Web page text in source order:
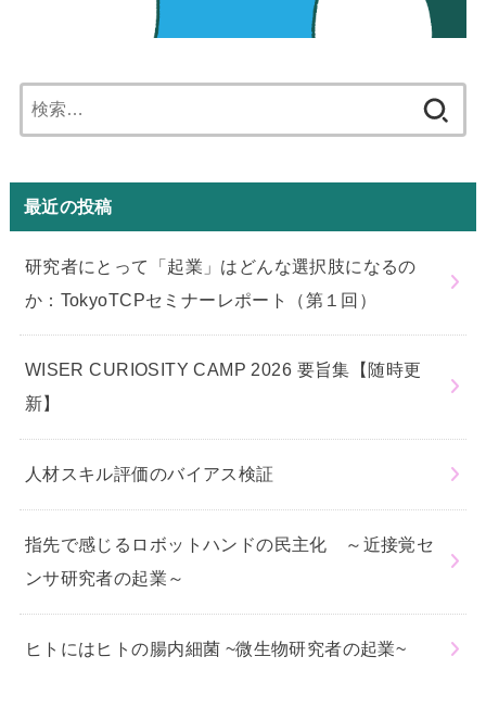
索:
最近の投稿
研究者にとって「起業」はどんな選択肢になるの
か：TokyoTCPセミナーレポート（第１回）
WISER CURIOSITY CAMP 2026 要旨集【随時更
新】
人材スキル評価のバイアス検証
指先で感じるロボットハンドの民主化 ～近接覚セ
ンサ研究者の起業～
ヒトにはヒトの腸内細菌 ~微生物研究者の起業~